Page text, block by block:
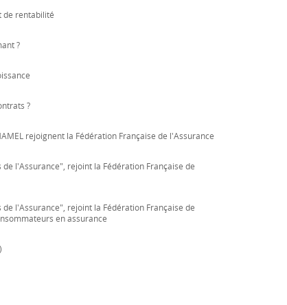
de rentabilité
?
?
rejoignent la Fédération Française de l'Assurance
l'Assurance", rejoint la Fédération Française de
l'Assurance", rejoint la Fédération Française de
en assurance